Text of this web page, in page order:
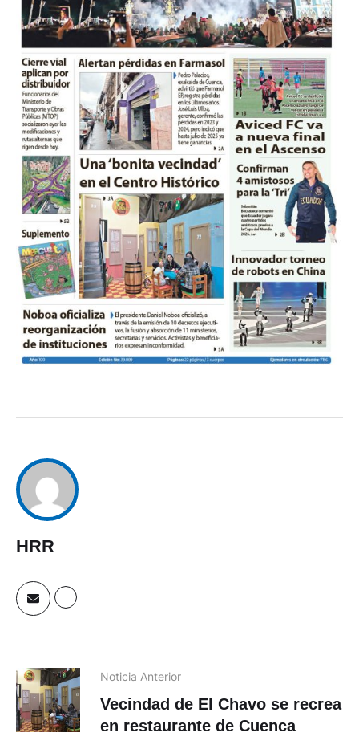
HRR
Noticia Anterior
Vecindad de El Chavo se recrea
en restaurante de Cuenca